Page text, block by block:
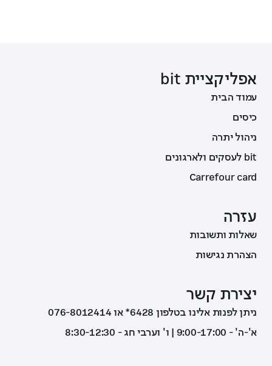
אפליקציית bit
עמוד הבית
כיסים
ניהול יתרה
bit לעסקים ולארגונים
Carrefour card
עזרה
שאלות ותשובות
הצהרת נגישות
יצירת קשר
ניתן לפנות אלינו בטלפון 6428* או 076-8012414
א'-ה' - 9:00-17:00 | ו' וערבי חג - 8:30-12:30